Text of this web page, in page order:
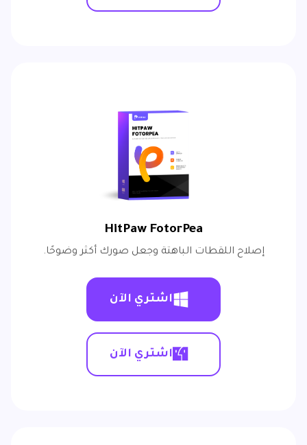
HitPaw FotorPea
إصلاح اللقطات الباهتة وجعل صورك أكثر وضوحًا.
اشتري الآن
اشتري الآن